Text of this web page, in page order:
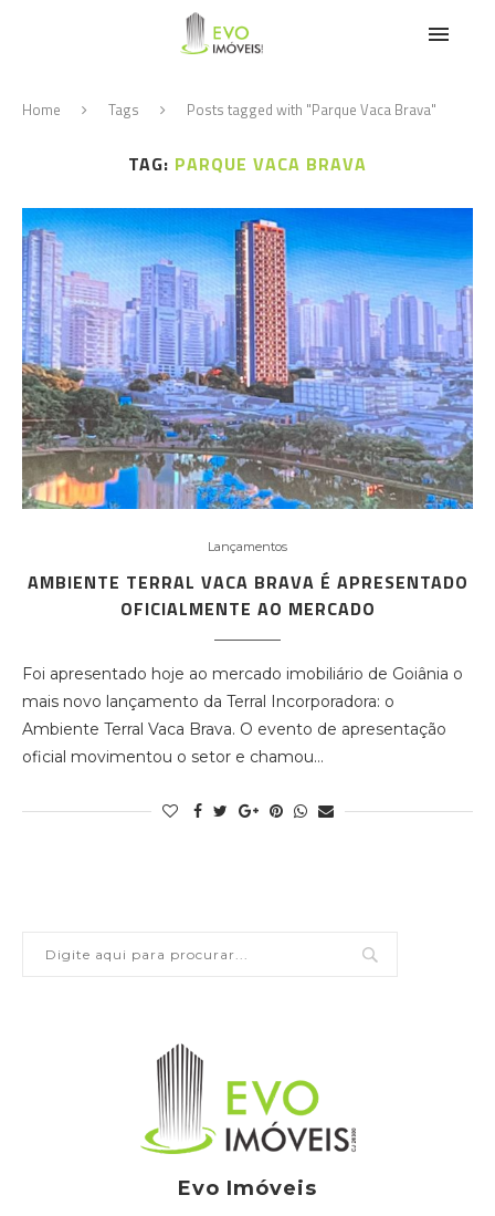
Home Tags Posts tagged with "Parque Vaca Brava"
TAG: PARQUE VACA BRAVA
Lançamentos
AMBIENTE TERRAL VACA BRAVA É APRESENTADO
OFICIALMENTE AO MERCADO
Foi apresentado hoje ao mercado imobiliário de Goiânia o
mais novo lançamento da Terral Incorporadora: o
Ambiente Terral Vaca Brava. O evento de apresentação
oficial movimentou o setor e chamou…
Evo Imóveis